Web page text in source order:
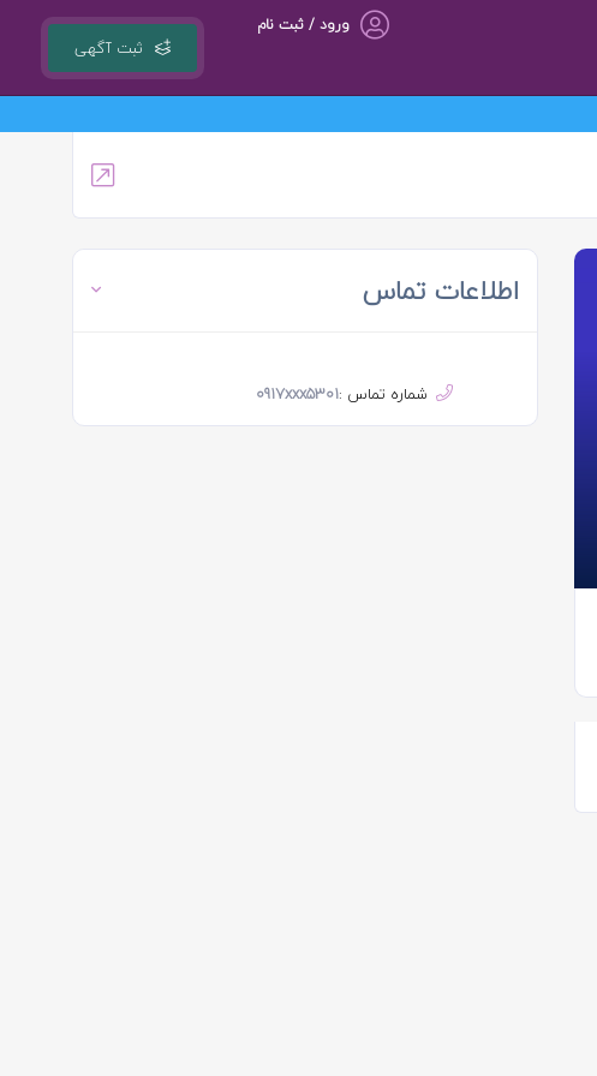
ثبت آگهی
ورود / ثبت نام
اطلاعات تماس
شماره تماس :0917xxx5301